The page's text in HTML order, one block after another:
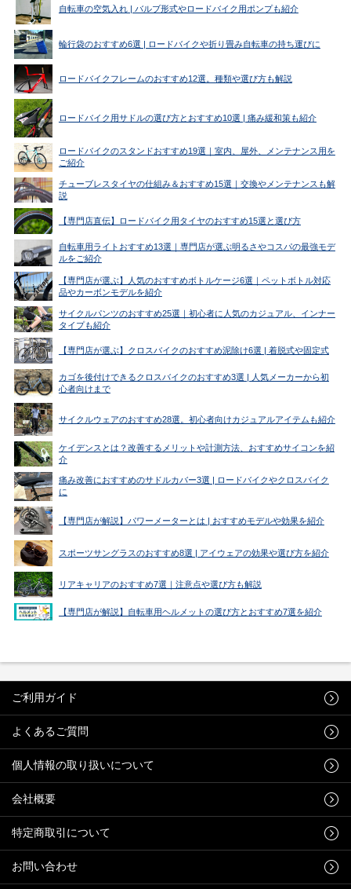
自転車の空気入れ | バルブ形式やロードバイク用ポンプも紹介
輪行袋のおすすめ6選 | ロードバイクや折り畳み自転車の持ち運びに
ロードバイクフレームのおすすめ12選。種類や選び方も解説
ロードバイク用サドルの選び方とおすすめ10選 | 痛み緩和策も紹介
ロードバイクのスタンドおすすめ19選｜室内、屋外、メンテナンス用を
ご紹介
チューブレスタイヤの仕組み＆おすすめ15選｜交換やメンテナンスも解
説
【専門店直伝】ロードバイク用タイヤのおすすめ15選と選び方
自転車用ライトおすすめ13選｜専門店が選ぶ明るさやコスパの最強モデ
ルをご紹介
【専門店が選ぶ】人気のおすすめボトルケージ6選｜ペットボトル対応
品やカーボンモデルを紹介
サイクルパンツのおすすめ25選｜初心者に人気のカジュアル、インナー
タイプも紹介
【専門店が選ぶ】クロスバイクのおすすめ泥除け6選 | 着脱式や固定式
カゴを後付けできるクロスバイクのおすすめ3選 | 人気メーカーから初
心者向けまで
サイクルウェアのおすすめ28選。初心者向けカジュアルアイテムも紹介
ケイデンスとは？改善するメリットや計測方法、おすすめサイコンを紹
介
痛み改善におすすめのサドルカバー3選 | ロードバイクやクロスバイク
に
【専門店が解説】パワーメーターとは | おすすめモデルや効果を紹介
スポーツサングラスのおすすめ8選 | アイウェアの効果や選び方を紹介
リアキャリアのおすすめ7選｜注意点や選び方も解説
【専門店が解説】自転車用ヘルメットの選び方とおすすめ7選を紹介
ご利用ガイド
よくあるご質問
個人情報の取り扱いについて
会社概要
特定商取引について
お問い合わせ